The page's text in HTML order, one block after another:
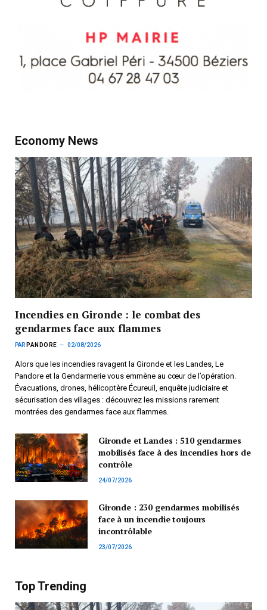
Economy News
Incendies en Gironde : le combat des
gendarmes face aux flammes
PAR PANDORE 02/08/2026
Alors que les incendies ravagent la Gironde et les Landes, Le
Pandore et la Gendarmerie vous emmène au cœur de l’opération.
Évacuations, drones, hélicoptère Écureuil, enquête judiciaire et
sécurisation des villages : découvrez les missions rarement
montrées des gendarmes face aux flammes.
Gironde et Landes : 510 gendarmes
mobilisés face à des incendies hors de
contrôle
24/07/2026
Gironde : 230 gendarmes mobilisés
face à un incendie toujours
incontrôlable
23/07/2026
Top Trending